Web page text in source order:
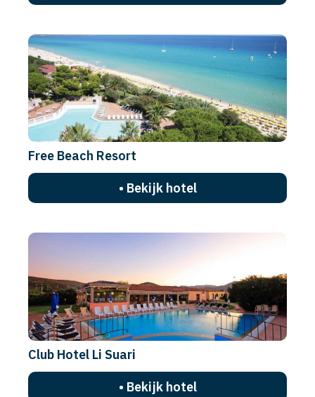
Free Beach Resort
• Bekijk hotel
Club Hotel Li Suari
• Bekijk hotel